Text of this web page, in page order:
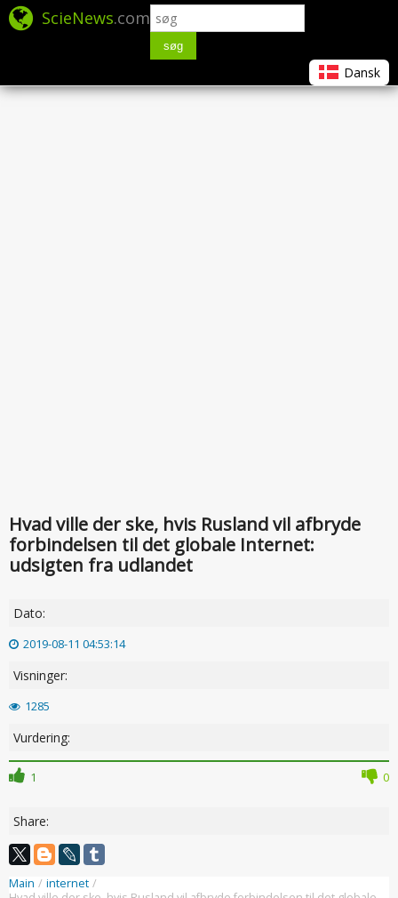
ScieNews.com
søg
Dansk
Hvad ville der ske, hvis Rusland vil afbryde
forbindelsen til det globale Internet:
udsigten fra udlandet
Dato:
2019-08-11 04:53:14
Visninger:
1285
Vurdering:
1 0
Share:
Main / internet /